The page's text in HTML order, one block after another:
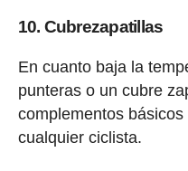
10. Cubrezapatillas
En cuanto baja la
punteras o un cubre
complementos
cualquier ciclista.